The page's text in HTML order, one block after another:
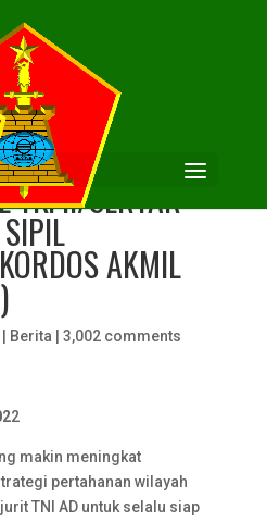
TEKNIK
TK. II/SERTAR
AKMIL
Berita 3,002 comments
2
makin meningkat
pertahanan wilayah
TNI AD untuk selalu siap